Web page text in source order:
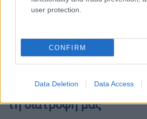
user protection.
CONFIRM
Data Deletion Data Access
για πληροφορίες που
προγνωστικό παράγοντα
Αλτσχάιμερ».
επεξεργασμένο, κόκκινο
τη διατροφή μας